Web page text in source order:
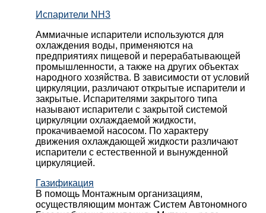
Испарители NH3
Аммиачные испарители используются для
охлаждения воды, применяются на
предприятиях пищевой и перерабатывающей
промышленности, а также на других объектах
народного хозяйства. В зависимости от условий
циркуляции, различают открытые испарители и
закрытые. Испарителями закрытого типа
называют испарители с закрытой системой
циркуляции охлаждаемой жидкости,
прокачиваемой насосом. По характеру
движения охлаждающей жидкости различают
испарители с естественной и вынужденной
циркуляцией.
Газификация
В помощь Монтажным организациям,
осуществляющим монтаж Систем Автономного